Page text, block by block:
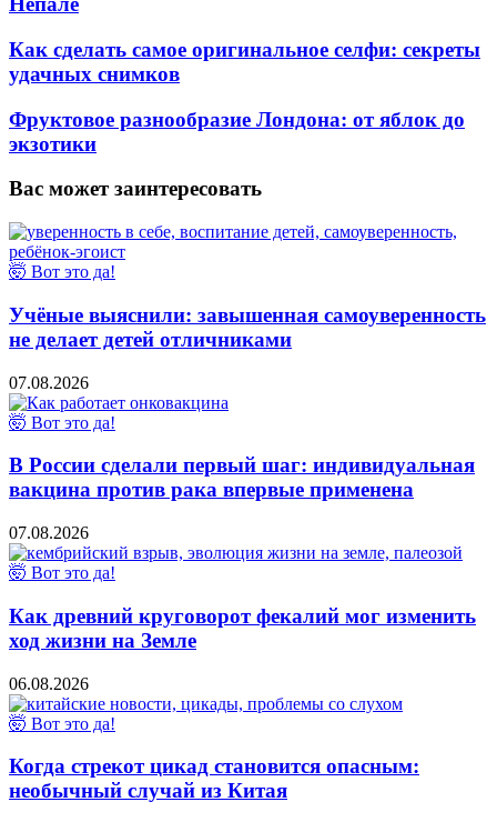
Как сделать самое оригинальное селфи: секреты
удачных снимков
Фруктовое разнообразие Лондона: от яблок до
экзотики
Вас может заинтересовать
🤯 Вот это да!
Учёные выяснили: завышенная самоуверенность
не делает детей отличниками
07.08.2026
🤯 Вот это да!
В России сделали первый шаг: индивидуальная
вакцина против рака впервые применена
07.08.2026
🤯 Вот это да!
Как древний круговорот фекалий мог изменить
ход жизни на Земле
06.08.2026
🤯 Вот это да!
Когда стрекот цикад становится опасным:
необычный случай из Китая